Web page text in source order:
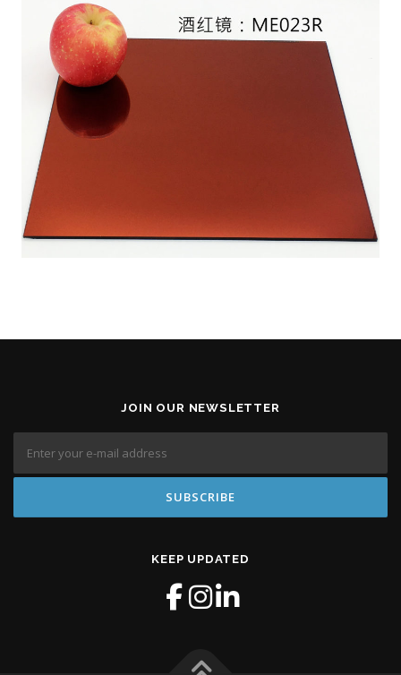
JOIN OUR NEWSLETTER
KEEP UPDATED